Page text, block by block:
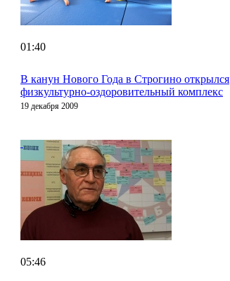
01:40
В канун Нового Года в Строгино открылся
физкультурно-оздоровительный комплекс
19 декабря 2009
05:46